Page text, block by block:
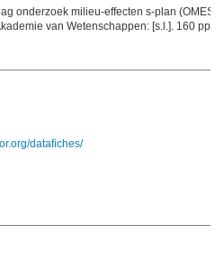
onderzoek milieu-effecten s-plan (OMES).
Koninklijke Nederlandse Akademie van Wetenschappen: [s.l.]. 160 pp.
datafiches/